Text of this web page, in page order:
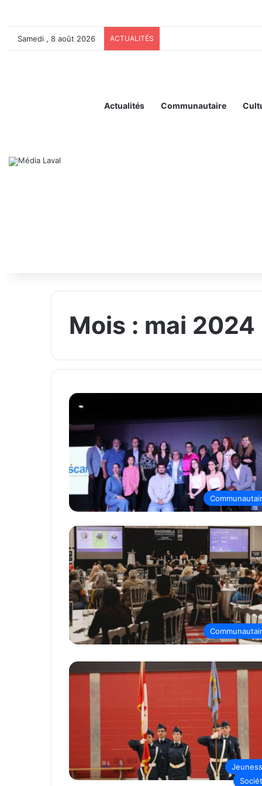
Samedi , 8 août 2026 ACTUALITÉS
Actualités Communautaire
Mois : mai 2024